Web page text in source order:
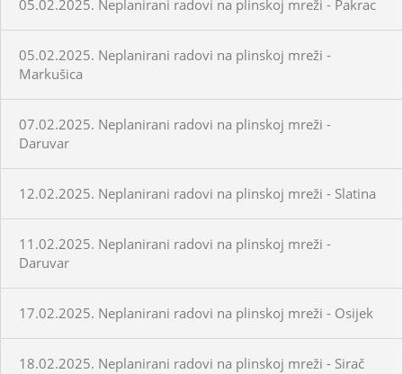
05.02.2025. Neplanirani radovi na plinskoj mreži - Pakrac
05.02.2025. Neplanirani radovi na plinskoj mreži -
Markušica
07.02.2025. Neplanirani radovi na plinskoj mreži -
Daruvar
12.02.2025. Neplanirani radovi na plinskoj mreži - Slatina
11.02.2025. Neplanirani radovi na plinskoj mreži -
Daruvar
17.02.2025. Neplanirani radovi na plinskoj mreži - Osijek
18.02.2025. Neplanirani radovi na plinskoj mreži - Sirač